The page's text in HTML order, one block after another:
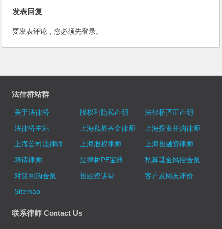
发表回复
要发表评论，您必须先登录。
法律桥站群
关于法律桥 版权和隐私声明
法律桥严正声明
法律桥主站
上海私募基金律师
上海投资并购律师
上海公司法律师
上海股权律师
上海投融资律师
聘请律师
法律桥PE宝典
私募基金风控合集
对赌回购合集
投融资讲堂
客户及网友评价
Sitemap
联系律师 Contact Us